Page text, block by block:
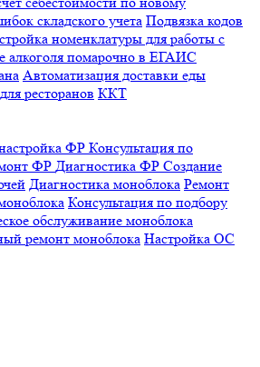
складского учета Подвязка кодов
номенклатуры для работы с
алкоголя помарочно в ЕГАИС
Автоматизация доставки еды
ресторанов ККТ
ФР Консультация по
ФР Диагностика ФР Создание
Диагностика моноблока Ремонт
Консультация по подбору
обслуживание моноблока
ремонт моноблока Настройка ОС